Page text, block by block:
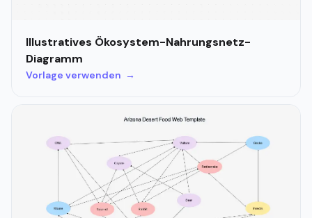
Illustratives Ökosystem-Nahrungsnetz-
Diagramm
Vorlage verwenden →